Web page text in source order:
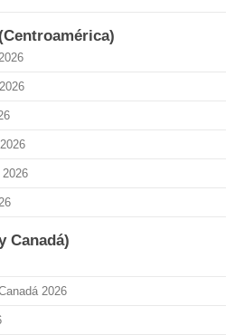
Canadá)
2026